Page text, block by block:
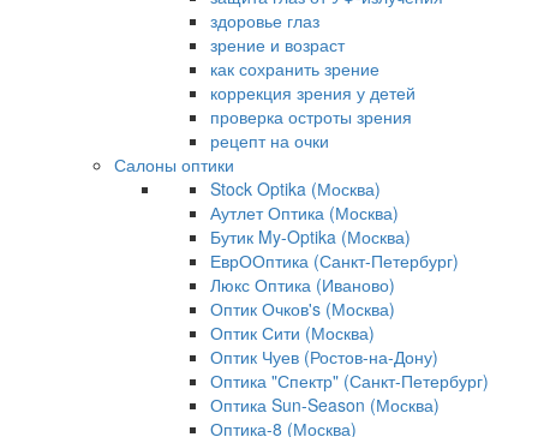
здоровье глаз
зрение и возраст
как сохранить зрение
коррекция зрения у детей
проверка остроты зрения
рецепт на очки
Салоны оптики
Stock Optika (Москва)
Аутлет Оптика (Москва)
Бутик My-Optika (Москва)
ЕврООптика (Санкт-Петербург)
Люкс Оптика (Иваново)
Оптик Очков's (Москва)
Оптик Сити (Москва)
Оптик Чуев (Ростов-на-Дону)
Оптика "Спектр" (Санкт-Петербург)
Оптика Sun-Season (Москва)
Оптика-8 (Москва)